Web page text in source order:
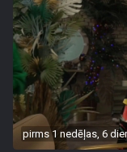
pirms 1 nedēļas, 6